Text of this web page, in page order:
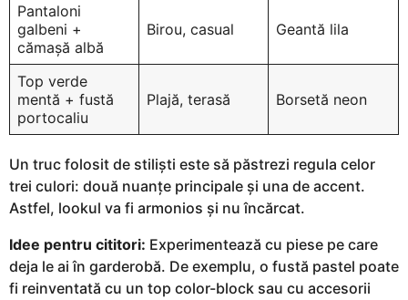
Pantaloni
galbeni +
cămașă albă
Birou, casual Geantă lila
Top verde
mentă + fustă
portocaliu
Plajă, terasă Borsetă neon
Un truc folosit de stiliști este să păstrezi regula celor
trei culori: două nuanțe principale și una de accent.
Astfel, lookul va fi armonios și nu încărcat.
Idee pentru cititori: Experimentează cu piese pe care
deja le ai în garderobă. De exemplu, o fustă pastel poate
fi reinventată cu un top color-block sau cu accesorii